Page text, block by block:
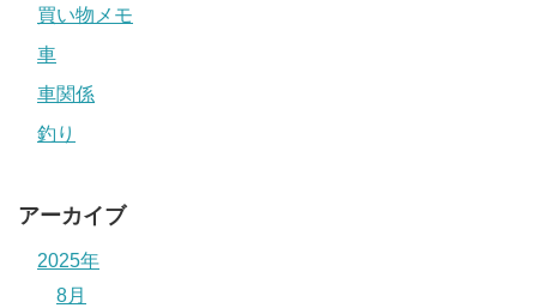
買い物メモ
車
車関係
釣り
アーカイブ
2025年
8月